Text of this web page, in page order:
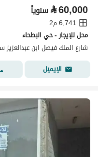
⃁60,000 سنوياً
6,741 م2
محل للإيجار - حي البطحاء
شارع الملك فيصل ابن
الإيميل